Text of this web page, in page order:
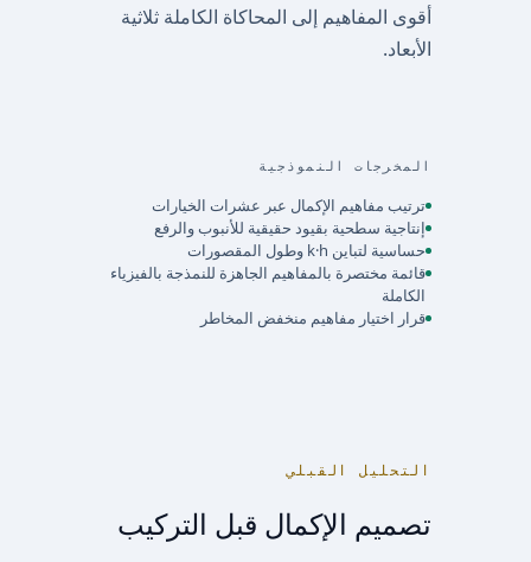
أقوى المفاهيم إلى المحاكاة الكاملة ثلاثية
الأبعاد.
المخرجات النموذجية
ترتيب مفاهيم الإكمال عبر عشرات الخيارات
إنتاجية سطحية بقيود حقيقية للأنبوب والرفع
حساسية لتباين k·h وطول المقصورات
قائمة مختصرة بالمفاهيم الجاهزة للنمذجة بالفيزياء
الكاملة
قرار اختيار مفاهيم منخفض المخاطر
التحليل القبلي
تصميم الإكمال قبل التركيب